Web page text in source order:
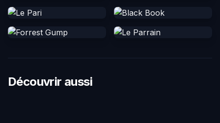
Découvrir aussi